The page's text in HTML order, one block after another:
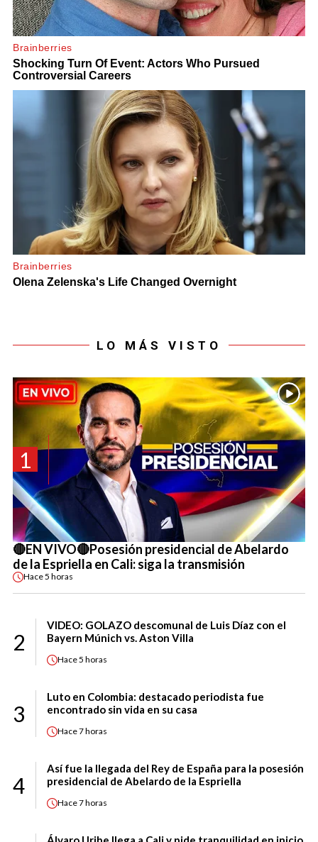
LO MÁS VISTO
1
🔴EN VIVO🔴Posesión presidencial de Abelardo
de la Espriella en Cali: siga la transmisión
Hace5 horas
2
VIDEO: GOLAZO descomunal de Luis Díaz con el
Bayern Múnich vs. Aston Villa
Hace5 horas
3
Luto en Colombia: destacado periodista fue
encontrado sin vida en su casa
Hace7 horas
4
Así fue la llegada del Rey de España para la posesión
presidencial de Abelardo de la Espriella
Hace7 horas